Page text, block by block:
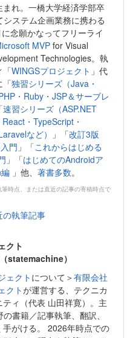
れ。一橋大学経済学部卒
システム企画業務に携わる
念願かなってフリーライ
MVPfor Visual
Technologies。執
「WINGSプロジェクト 」代
「独習シリーズ（Java・
・Ruby・JSP＆サーブレ
速習シリーズ（ASP.NET
・TypeScript・
など）
」「改訂3版
門 」「これからはじめる
」「はじめてのAndroidア
」他、 著書多数。
時点、または直近の記事の寄稿時点で
の執筆記事
クト
statemachine）
ェクト について＞有限会社
クトが運営する、テクニカ
ティ（代表 山田祥寛）。主
書籍／記事執筆、翻訳、
がける。 2026年時点での